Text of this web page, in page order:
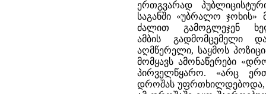
ერთგვარად
საგანში «უბრალო
ძალით გამოგლეჯენ
ამბის გადმომცემელი
აღმწერელი, საყმოს
მომყავს ამონაწერები
პირველწყარო. «არც
დროშას უფრთხილდებოდა,